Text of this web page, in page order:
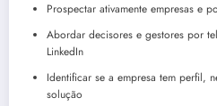
Prospectar ativamente empresas e
Abordar decisores e gestores por
LinkedIn
Identificar se a empresa tem perfil,
solução